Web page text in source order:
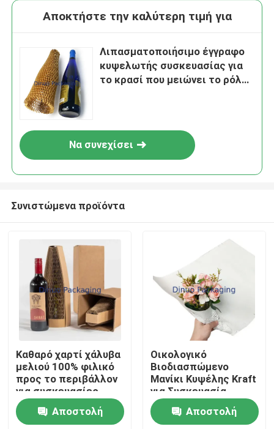
Σπίτι
Προϊόντα
Βίντεο
Αποκτήστε την καλύτερη τιμή για
Λιπασματοποιήσιμο έγγραφο
κυψελωτής συσκευασίας για
το κρασί που μειώνει το ρόλο
Να συνεχίσει
Συνιστώμενα προϊόντα
Καθαρό χαρτί χάλυβα
μελιού 100% φιλικό
προς το περιβάλλον
για συσκευασίες
μπουκαλιών ποτών
Αποστολή
Οικολογικό
Βιοδιασπώμενο
Μανίκι Κυψέλης Kraft
για Συσκευασία
Δώρων Λουλουδιών
Αποστολή